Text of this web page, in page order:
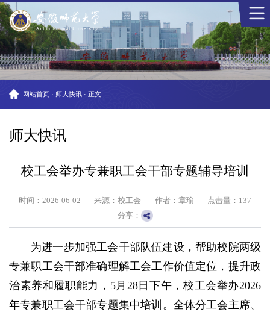
网站首页 · 师大快讯 · 正文
师大快讯
校工会举办专兼职工会干部专题辅导培训
时间：2026-06-02 来源：校工会 作者：章瑜 点击量： 137
分享：
为进一步加强工会干部队伍建设，帮助校院两级
专兼职工会干部准确理解工会工作价值定位，提升政
治素养和履职能力，5月28日下午，校工会举办2026
年专兼职工会干部专题集中培训。全体分工会主席、